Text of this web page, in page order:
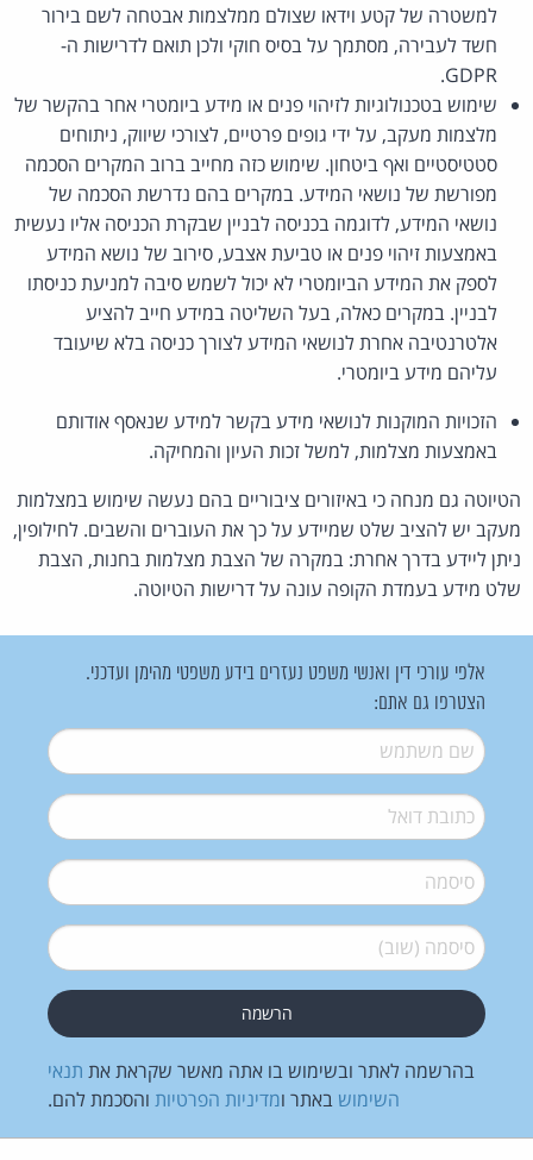
למשטרה של קטע וידאו שצולם ממלצמות אבטחה לשם בירור
חשד לעבירה, מסתמך על בסיס חוקי ולכן תואם לדרישות ה-
GDPR.
שימוש בטכנולוגיות לזיהוי פנים או מידע ביומטרי אחר בהקשר של
מלצמות מעקב, על ידי גופים פרטיים, לצורכי שיווק, ניתוחים
סטטיסטיים ואף ביטחון. שימוש כזה מחייב ברוב המקרים הסכמה
מפורשת של נושאי המידע. במקרים בהם נדרשת הסכמה של
נושאי המידע, לדוגמה בכניסה לבניין שבקרת הכניסה אליו נעשית
באמצעות זיהוי פנים או טביעת אצבע, סירוב של נושא המידע
לספק את המידע הביומטרי לא יכול לשמש סיבה למניעת כניסתו
לבניין. במקרים כאלה, בעל השליטה במידע חייב להציע
אלטרנטיבה אחרת לנושאי המידע לצורך כניסה בלא שיעובד
עליהם מידע ביומטרי.
הזכויות המוקנות לנושאי מידע בקשר למידע שנאסף אודותם
באמצעות מצלמות, למשל זכות העיון והמחיקה.
הטיוטה גם מנחה כי באיזורים ציבוריים בהם נעשה שימוש במצלמות
מעקב יש להציב שלט שמיידע על כך את העוברים והשבים. לחילופין,
ניתן ליידע בדרך אחרת: במקרה של הצבת מצלמות בחנות, הצבת
שלט מידע בעמדת הקופה עונה על דרישות הטיוטה.
אלפי עורכי דין ואנשי משפט נעזרים בידע משפטי מהימן ועדכני.
הצטרפו גם אתם:
שם משתמש*
דואל*
סיסמה*
סיסמה (שוב)*
בהרשמה לאתר ובשימוש בו אתה מאשר שקראת את תנאי
השימוש באתר ומדיניות הפרטיות והסכמת להם.